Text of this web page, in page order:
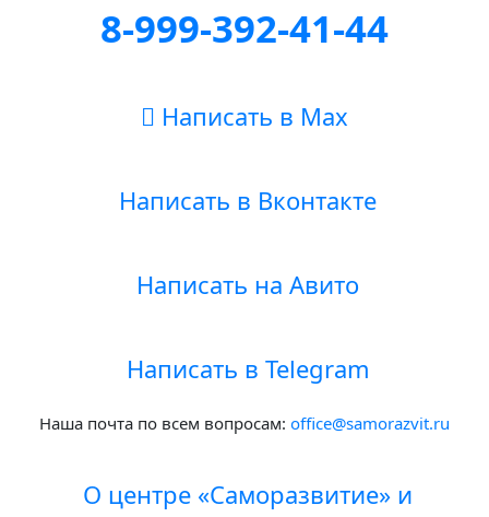
8-999-392-41-44
Написать в Max
Написать в Вконтакте
Написать на Авито
Написать в Telegram
Наша почта по всем вопросам: office@samorazvit.ru
О центре «Саморазвитие» и